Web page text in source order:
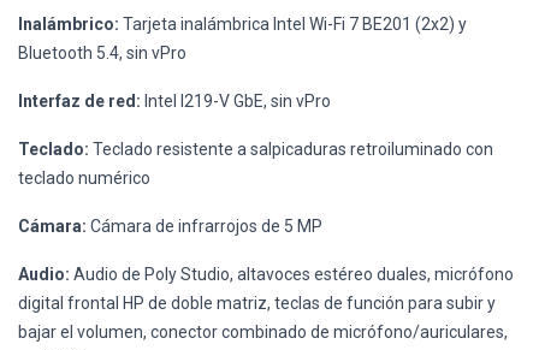
Inalámbrico: Tarjeta inalámbrica Intel Wi-Fi 7 BE201 (2x2) y
Bluetooth 5.4, sin vPro
Interfaz de red: Intel I219-V GbE, sin vPro
Teclado: Teclado resistente a salpicaduras retroiluminado con
teclado numérico
Cámara: Cámara de infrarrojos de 5 MP
Audio: Audio de Poly Studio, altavoces estéreo duales, micrófono
digital frontal HP de doble matriz, teclas de función para subir y
bajar el volumen, conector combinado de micrófono/auriculares,